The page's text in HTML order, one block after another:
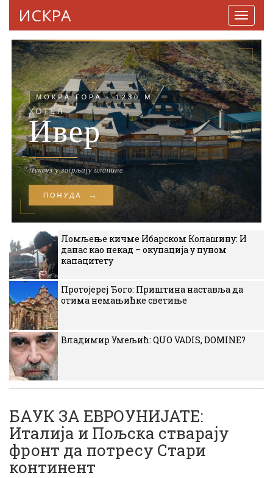
ИСКРА
Ломљење кичме Ибарском Колашину: И
данас као некад – окупација у пуном
капацитету
Протојереј Ђого: Приштина наставља да
отима немањићке светиње
Владимир Умељић: QUO VADIS, DOMINE?
БАУК ЗА ЕВРОУНИЈАТЕ:
Италија и Пољска стварају
фронт да потресу Стари
континент